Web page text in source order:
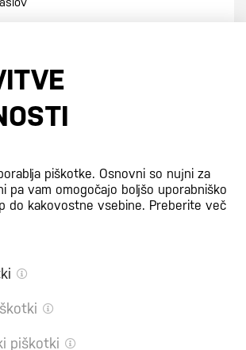
se strinjate z
piškotke. Osnovni so nujni za
pa vam omogočajo boljšo uporabniško
do kakovostne vsebine. Preberite več
piškotki